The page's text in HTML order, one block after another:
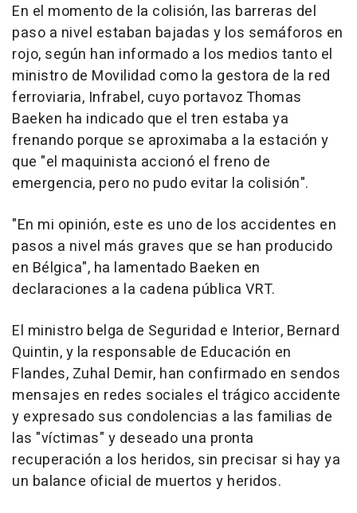
En el momento de la colisión, las barreras del
paso a nivel estaban bajadas y los semáforos en
rojo, según han informado a los medios tanto el
ministro de Movilidad como la gestora de la red
ferroviaria, Infrabel, cuyo portavoz Thomas
Baeken ha indicado que el tren estaba ya
frenando porque se aproximaba a la estación y
que "el maquinista accionó el freno de
emergencia, pero no pudo evitar la colisión".
"En mi opinión, este es uno de los accidentes en
pasos a nivel más graves que se han producido
en Bélgica", ha lamentado Baeken en
declaraciones a la cadena pública VRT.
El ministro belga de Seguridad e Interior, Bernard
Quintin, y la responsable de Educación en
Flandes, Zuhal Demir, han confirmado en sendos
mensajes en redes sociales el trágico accidente
y expresado sus condolencias a las familias de
las "víctimas" y deseado una pronta
recuperación a los heridos, sin precisar si hay ya
un balance oficial de muertos y heridos.